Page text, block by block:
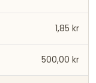
1,85 kr
500,00 kr